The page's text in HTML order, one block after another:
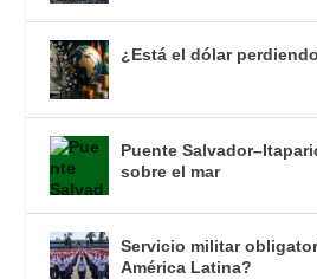
¿Está el dólar
Puente
sobre el mar
Servicio militar
América Latina?